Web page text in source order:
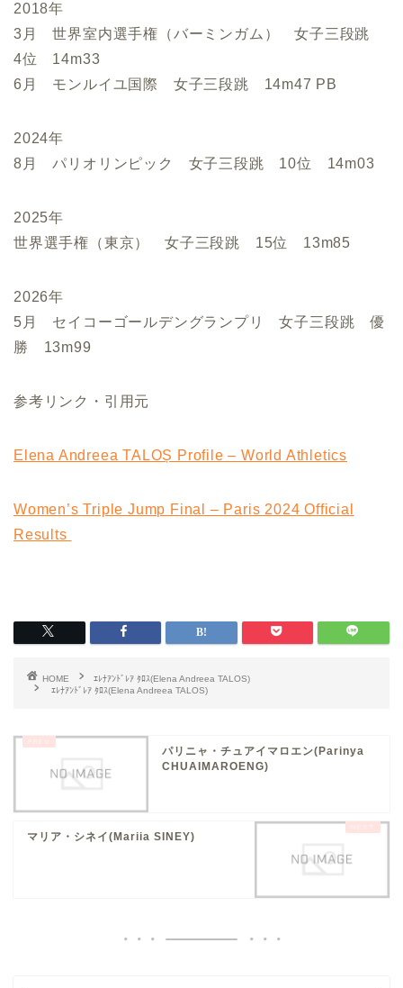
2018年
3月 世界室内選手権（バーミンガム） 女子三段跳
4位 14m33
6月 モンルイユ国際 女子三段跳 14m47 PB
2024年
8月 パリオリンピック 女子三段跳 10位 14m03
2025年
世界選手権（東京） 女子三段跳 15位 13m85
2026年
5月 セイコーゴールデングランプリ 女子三段跳 優
勝 13m99
参考リンク・引用元
Elena Andreea TALOȘ Profile – World Athletics
Women’s Triple Jump Final – Paris 2024 Official
Results
HOME
ｴﾚﾅｱﾝﾄﾞﾚｱ ﾀﾛｽ(Elena Andreea TALOS)
ｴﾚﾅｱﾝﾄﾞﾚｱ ﾀﾛｽ(Elena Andreea TALOS)
パリニャ・チュアイマロエン(Parinya
CHUAIMAROENG)
マリア・シネイ(Mariia SINEY)